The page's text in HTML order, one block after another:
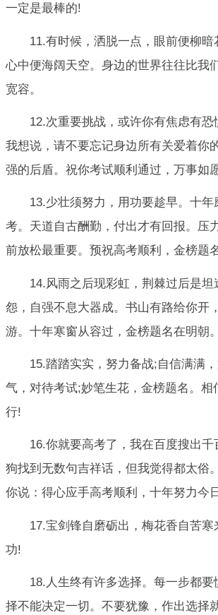
一定是最棒的!
11.有时候，洒脱一点，眼前便柳暗
心中便海阔天空。身边的世界往往比我
宽容。
12.次重要挑战，或许你有焦虑有恐
我想说，请不要忘记身边所有关爱着你
强的后盾。祝你考试顺利通过，万事如
13.少壮须努力，用功要趁早。十
考。天道自古酬勤，付出才有回报。压
前放松最重要。预祝高考顺利，金榜题
14.风雨之后现彩虹，荆棘过后是坦
怨，自强不息大器成。书山有路给你开
游。十年寒窗从容过，金榜题名在明朝。
15.踏踏实实，努力备战;自信满满
气，对待考试;妙笔生花，金榜题名。相
行!
16.你就要高考了，我在百度搜出千
狗找到无数句吉祥话，但我觉得都太俗
你说：得心应手高考顺利，十年努力今
17.宝剑锋自磨砺出，梅花香自苦
功!
18.人生终有许多选择。每一步都
择不能决定一切。不要犹豫，作出选择